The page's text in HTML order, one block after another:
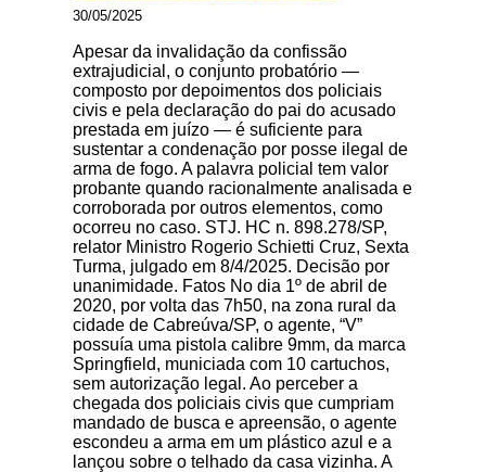
30/05/2025
Apesar da invalidação da confissão
extrajudicial, o conjunto probatório —
composto por depoimentos dos policiais
civis e pela declaração do pai do acusado
prestada em juízo — é suficiente para
sustentar a condenação por posse ilegal de
arma de fogo. A palavra policial tem valor
probante quando racionalmente analisada e
corroborada por outros elementos, como
ocorreu no caso. STJ. HC n. 898.278/SP,
relator Ministro Rogerio Schietti Cruz, Sexta
Turma, julgado em 8/4/2025. Decisão por
unanimidade. Fatos No dia 1º de abril de
2020, por volta das 7h50, na zona rural da
cidade de Cabreúva/SP, o agente, “V”
possuía uma pistola calibre 9mm, da marca
Springfield, municiada com 10 cartuchos,
sem autorização legal. Ao perceber a
chegada dos policiais civis que cumpriam
mandado de busca e apreensão, o agente
escondeu a arma em um plástico azul e a
lançou sobre o telhado da casa vizinha. A